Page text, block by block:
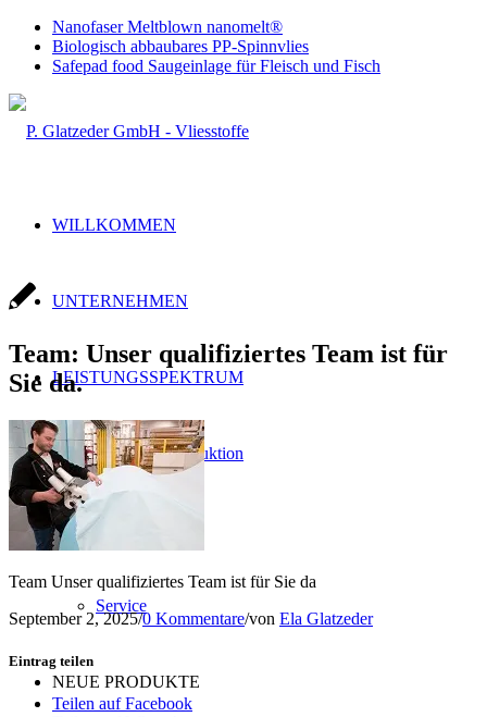
Nanofaser Meltblown nanomelt®
Biologisch abbaubares PP-Spinnvlies
Safepad food Saugeinlage für Fleisch und Fisch
WILLKOMMEN
UNTERNEHMEN
LEISTUNGSSPEKTRUM
Handel & Produktion
Service
NEUE PRODUKTE
Team: Unser qualifiziertes Team ist für
Sie da.
Team Unser qualifiziertes Team ist für Sie da
September 2, 2025/0 Kommentare/von Ela Glatzeder
Eintrag teilen
Teilen auf Facebook